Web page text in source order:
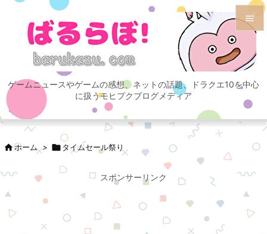
ゲームニュースやゲームの感想、ネットの話題、ドラクエ10を中心
に扱うモヒプクブログメディア

メニュ

サイド

次へ
検索
ホーム > タイムセール祭り
スポンサーリンク